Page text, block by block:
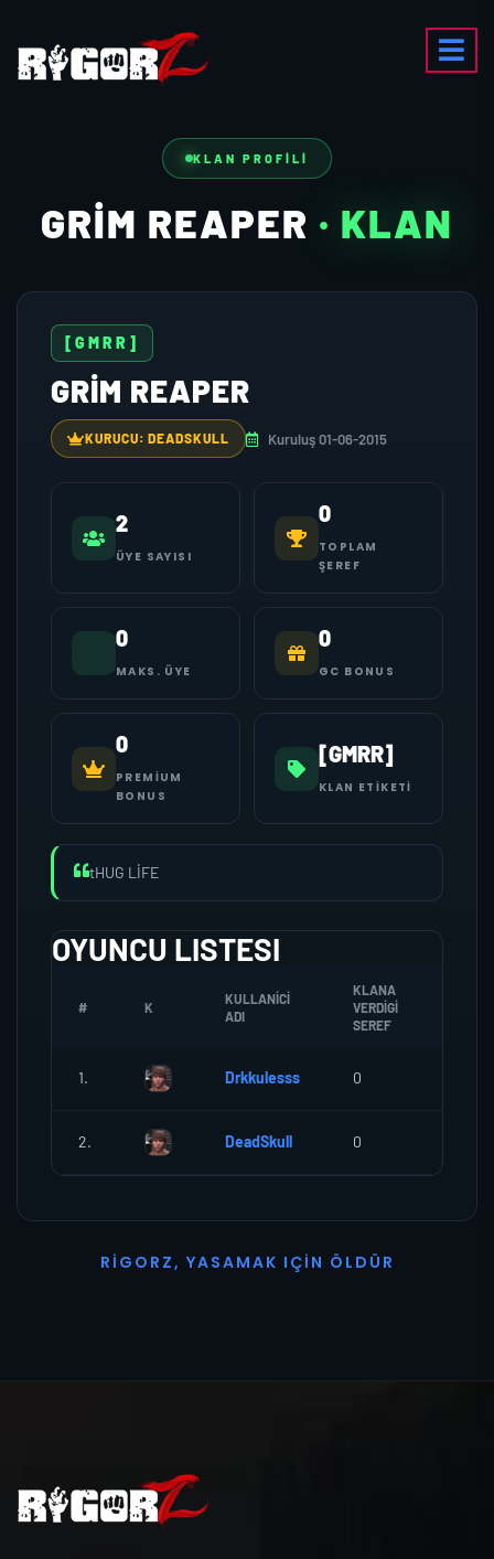
KLAN PROFILI
GRİM REAPER · KLAN
[GMRR]
GRİM REAPER
KURUCU: DEADSKULL Kuruluş 01-06-2015
2
ÜYE SAYISI
0
TOPLAM
ŞEREF
0
MAKS. ÜYE
0
GC BONUS
0
PREMIUM
BONUS
[GMRR]
KLAN ETIKETI
tHUG LİFE
OYUNCU LISTESI
# K
KULLANICI
ADI
KLANA
VERDIGI
SEREF
1. Drkkulesss 0
2. DeadSkull 0
R I G O R Z, YASAMAK I ÇI N Ö L D Ü R